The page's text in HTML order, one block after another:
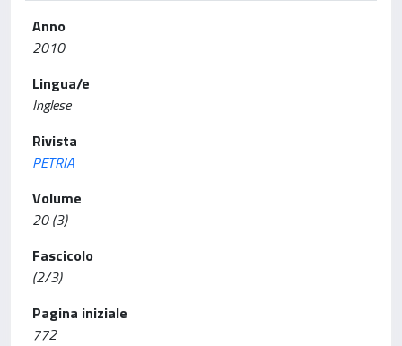
Anno
2010
Lingua/e
Inglese
Rivista
PETRIA
Volume
20 (3)
Fascicolo
(2/3)
Pagina iniziale
772